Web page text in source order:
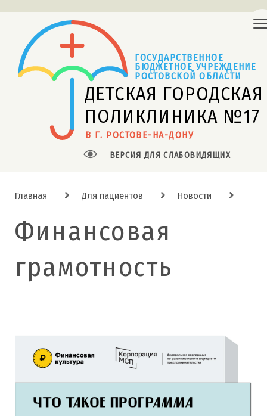
ДЕТСКАЯ
ПОЛИКЛИНИКА №17
ГОСУДАРСТВЕННОЕ
БЮДЖЕТНОЕ УЧРЕЖДЕНИЕ
РОСТОВСКОЙ ОБЛАСТИ
В Г. РОСТОВЕ-НА-ДОНУ
ВЕРСИЯ ДЛЯ СЛАБОВИДЯЩИХ
Главная Для пациентов Новости
Финансовая
грамотность